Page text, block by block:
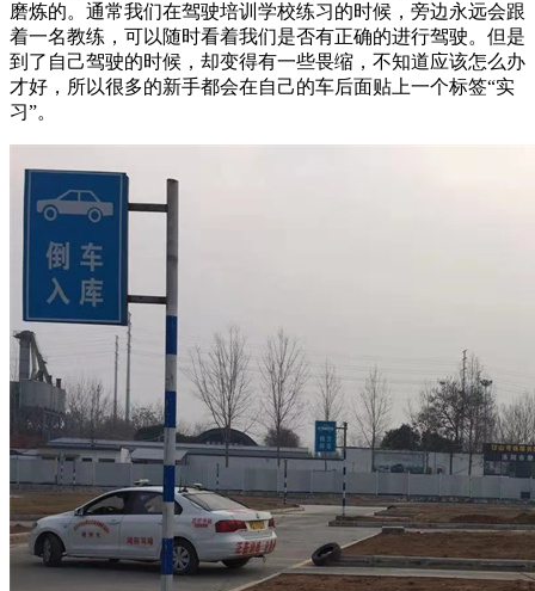
磨炼的。通常我们在驾驶培训学校练习的时候，旁边永远会跟
着一名教练，可以随时看着我们是否有正确的进行驾驶。但是
到了自己驾驶的时候，却变得有一些畏缩，不知道应该怎么办
才好，所以很多的新手都会在自己的车后面贴上一个标签“实
习”。